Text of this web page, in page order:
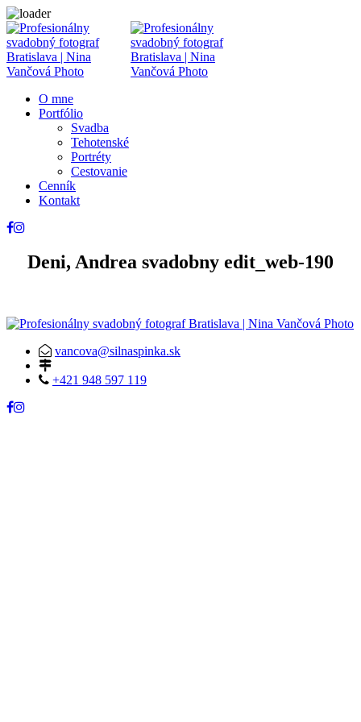
O mne
Portfólio
Svadba
Tehotenské
Portréty
Cestovanie
Cenník
Kontakt
Deni, Andrea svadobny edit_web-190
vancova@silnaspinka.sk
+421 948 597 119